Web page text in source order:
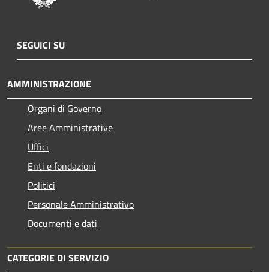
SEGUICI SU
AMMINISTRAZIONE
Organi di Governo
Aree Amministrative
Uffici
Enti e fondazioni
Politici
Personale Amministrativo
Documenti e dati
CATEGORIE DI SERVIZIO